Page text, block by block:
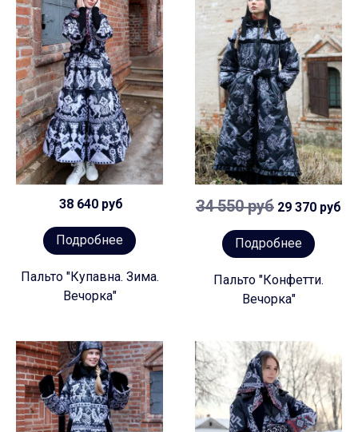
38 640 руб
Подробнее
Пальто "Купавна. Зима.
Вечорка"
34 550 руб 29 370 руб
Подробнее
Пальто "Конфетти.
Вечорка"